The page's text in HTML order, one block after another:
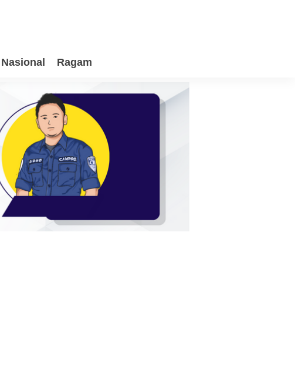
Nasional Ragam